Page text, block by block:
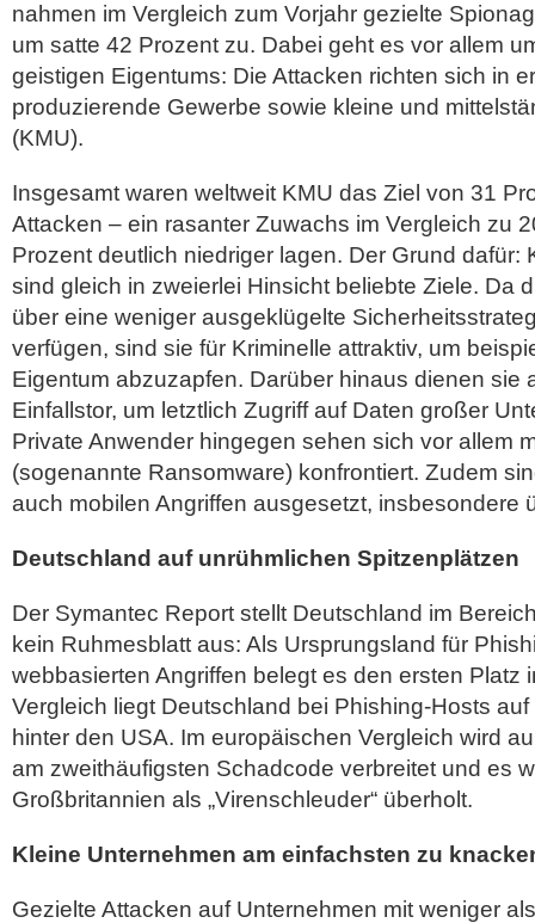
nahmen im Vergleich zum Vorjahr gezielte
um satte 42 Prozent zu. Dabei geht es vor allem
geistigen Eigentums: Die Attacken richten sich in
produzierende Gewerbe sowie kleine und
(KMU).
Insgesamt waren weltweit KMU das Ziel von 31
Attacken – ein rasanter Zuwachs im Vergleich zu
Prozent deutlich niedriger lagen. Der Grund dafür:
sind gleich in zweierlei Hinsicht beliebte Ziele. Da
über eine weniger ausgeklügelte
verfügen, sind sie für Kriminelle attraktiv, um
Eigentum abzuzapfen. Darüber hinaus dienen sie
Einfallstor, um letztlich Zugriff auf Daten großer
Private Anwender hingegen sehen sich vor allem
(sogenannte Ransomware) konfrontiert. Zudem
auch mobilen Angriffen ausgesetzt, insbesondere
Deutschland auf unrühmlichen Spitzenplätzen
Der Symantec Report stellt Deutschland im
kein Ruhmesblatt aus: Als Ursprungsland für
webbasierten Angriffen belegt es den ersten Platz
Vergleich liegt Deutschland bei Phishing-Hosts
hinter den USA. Im europäischen Vergleich wird
am zweithäufigsten Schadcode verbreitet und es
Großbritannien als „Virenschleuder“ überholt.
Kleine Unternehmen am einfachsten zu
Gezielte Attacken auf Unternehmen mit weniger